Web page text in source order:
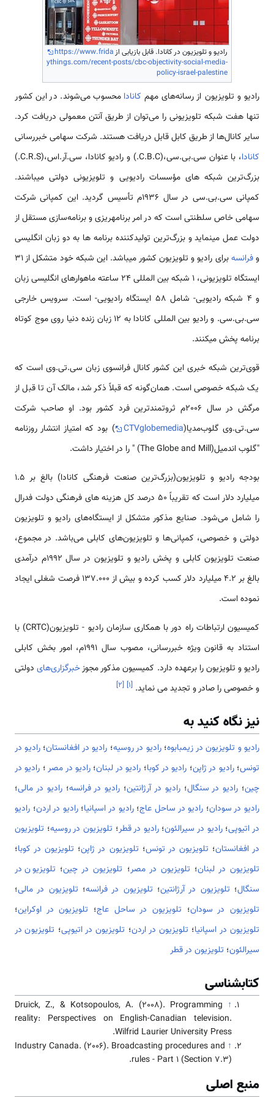
رادیو و تلویزیون در کانادا. قابل بازیابی از https://www.frida
ythings.com/recent-posts/cbc-objectivity-social-media-
policy-israel-palestine
رادیو و تلویزیون از رسانه‌های مهم کانادا محسوب می‌شوند. در این کشور
تنها هفت شبکه تلویزیونی را می‌توان از طریق آنتن معمولی دریافت کرد.
سایر کانال‌ها از طریق کابل قابل دریافت هستند. شرکت سهامی خبررسانی
کانادا
، با عنوان سی.بی.سی،(C.B.C.) و رادیو کانادا، سی.آر.اس،(C.R.S.)
بزرگ‌ترین شبکه ­های مؤسسات رادیویی و تلویزیونی دولتی می­باشند.
کمپانی سی.بی.سی در سال 1936م تأسیس گردید. این کمپانی شرکت
سهامی خاص سلطنتی است که در امر برنامه­ریزی و برنامه‌سازی مستقل از
دولت عمل می­نماید و بزرگ‌ترین تولیدکننده برنامه ­ها به دو زبان انگلیسی
وفرانسه
برای رادیو و تلویزیون کشور می­باشد. این شبکه خود متشکل از 31
ایستگاه تلویزیونی، 1 شبکه بین ­المللی 24 ساعته ماهواره­ای انگلیسی زبان
و 4 شبکه رادیویی- شامل 58 ایستگاه رادیویی- است. سرویس خارجی
سی.بی.سی. و رادیو بین ­المللی کانادا به 12 زبان زنده دنیا روی موج کوتاه
برنامه پخش می­کنند.
قوی‌ترین شبکه خبری این کشور کانال فرانسوی زبان سی.تی.وی است که
یک شبکه خصوصی است. همان‌گونه که قبلاً ذکر شد، مالک آن تا قبل از
مرگش در سال 2006م ثروتمندترین فرد کشور بود. او صاحب شرکت
سی.تی.وی گلوب‌مدیا(CTVglobemedia
) بود که امتیاز انتشار روزنامه
"گلوب اندمیل(The Globe and Mill) " را در اختیار داشت.
بودجه رادیو و تلویزیون(بزرگ‌ترین صنعت فرهنگی کانادا) بالغ بر 1.5
میلیارد دلار است که تقریباً 50 درصد کل هزینه­ های فرهنگی دولت فدرال
را شامل می­‌شود. صنایع مذکور متشکل از ایستگاه‌­های رادیو و تلویزیون
دولتی و خصوصی، کمپانی­‌ها و تلویزیون‌­های کابلی می‌­باشد. در مجموع،
صنعت تلویزیون کابلی و پخش رادیو و تلویزیون در سال 1992م درآمدی
بالغ بر 4.2 میلیارد دلار کسب کرده و بیش از 137.000 فرصت شغلی ایجاد
نموده است.
کمیسیون ارتباطات راه دور با همکاری سازمان رادیو - تلویزیون(CRTC) با
استناد به قانون ویژه خبررسانی، مصوب سال 1991م، امور بخش کابلی
رادیو و تلویزیون را برعهده دارد. کمیسیون مذکور مجوزخبرگزاری‌هایدولتی
و خصوصی را صادر و تجدید می­ نماید. [۱]
[۲]
نیز نگاه کنید به
رادیو و تلویزیون در زیمبابوه؛رادیو در روسیه؛ رادیو در افغانستان؛رادیو در
تونس؛رادیو در ژاپن؛ رادیو در کوبا؛ رادیو در لبنان؛ رادیو در مصر؛ رادیو در
چین؛ رادیو در سنگال؛رادیو در آرژانتین؛ رادیو در فرانسه؛رادیو در مالی؛
رادیو در سودان؛ رادیو در ساحل عاج؛رادیو در اسپانیا؛رادیو در اردن؛ رادیو
در اتیوپی؛رادیو در سیرالئون؛رادیو در قطر؛ تلویزیون در روسیه؛ تلویزیون
در افغانستان؛ تلویزیون در تونس؛ تلویزیون در ژاپن؛ تلویزیون در کوبا؛
تلویزیون در لبنان؛ تلویزیون در مصر؛ تلویزیون در چین؛ تلویزیون در
سنگال؛ تلویزیون در آرژانتین؛ تلویزیون در فرانسه؛ تلویزیون در مالی؛
تلویزیون در سودان؛ تلویزیون در ساحل عاج؛ تلویزیون در اوکراین؛
تلویزیون در اسپانیا؛ تلویزیون در اردن؛ تلویزیون در اتیوپی؛ تلویزیون در
سیرالئون؛ تلویزیون در قطر
کتابشناسی
↑
Druick, Z., & Kotsopoulos, A. (2008). Programming
reality: Perspectives on English-Canadian television.
Wilfrid Laurier University Press.
↑
Industry Canada. (2006). Broadcasting procedures and
rules - Part 1 (Section 7.3).
منبع اصلی